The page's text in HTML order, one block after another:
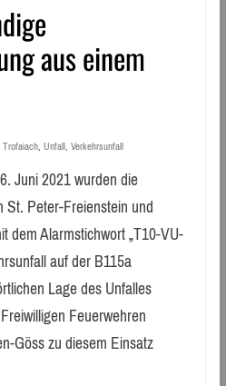
aus einem
Trofaiach, Unfall, Verkehrsunfall
Juni 2021 wurden die
Peter-Freienstein und
dem Alarmstichwort „T10-VU-
auf der B115a
Lage des Unfalles
Feuerwehren
Göss zu diesem Einsatz